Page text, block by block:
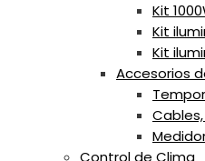
Kit
Kit
Kit
Accesorios
Control de Clima